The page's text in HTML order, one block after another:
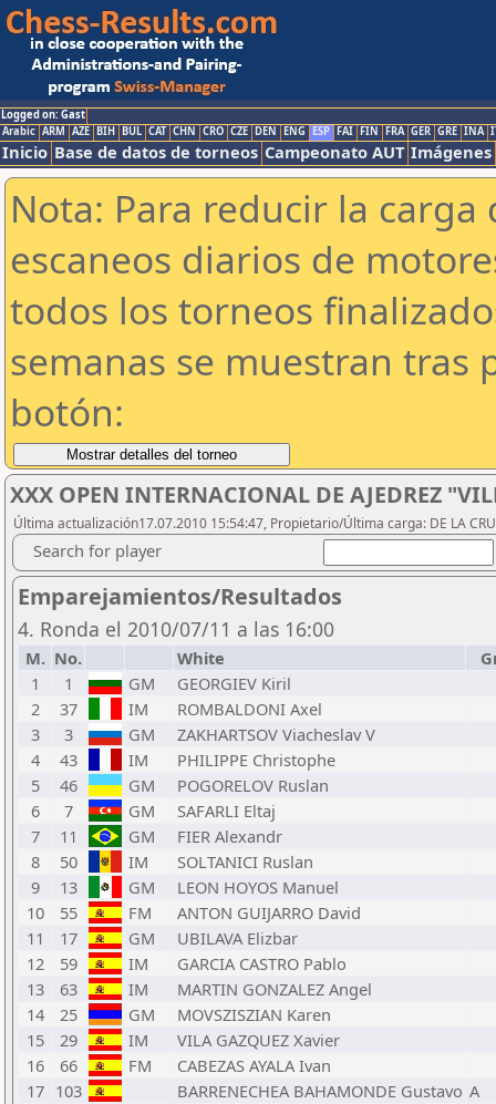
Logged on: Gast
Arabic ARM AZE BIH BUL CAT CHN CRO CZE DEN ENG ESP FAI FIN FRA GER GRE INA
Inicio Base de datos de torneos Campeonato AUT Imágenes
Nota: Para reducir la
escaneos diarios de
todos los torneos
semanas se muestran tras
botón:
XXX OPEN INTERNACIONAL DE AJEDREZ
Última actualización17.07.2010 15:54:47, Propietario/Última carga: DE LA
Search for player
Emparejamientos/Resultados
4. Ronda el 2010/07/11 a las 16:00
M. No. White
1
1 GM
GEORGIEV Kiril
2
37 IM
ROMBALDONI Axel
3
3 GM
ZAKHARTSOV Viacheslav V
4
43 IM
PHILIPPE Christophe
5
46 GM
POGORELOV Ruslan
6
7 GM
SAFARLI Eltaj
7
11 GM
FIER Alexandr
8
50 IM
SOLTANICI Ruslan
9
13 GM
LEON HOYOS Manuel
10
55 FM
ANTON GUIJARRO David
11
17 GM
UBILAVA Elizbar
12
59 IM
GARCIA CASTRO Pablo
13
63 IM
MARTIN GONZALEZ Angel
14
25 GM
MOVSZISZIAN Karen
15
29 IM
VILA GAZQUEZ Xavier
16
66 FM
CABEZAS AYALA Ivan
17 103 BARRENECHEA BAHAMONDE Gustavo A